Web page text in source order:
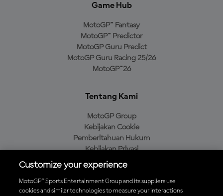
Game Hub
MotoGP™ Fantasy
MotoGP™ Predictor
MotoGP Guru Predict
MotoGP Guru Racing 25/26
MotoGP™26
Tentang Kami
MotoGP Group
Kebijakan Cookie
Pemberitahuan Hukum
Kebijakan Privasi
Kebijakan Pembelian
Customize your experience
MotoGP™ Sports Entertainment Group and its suppliers use
cookies and similar technologies to measure your interactions